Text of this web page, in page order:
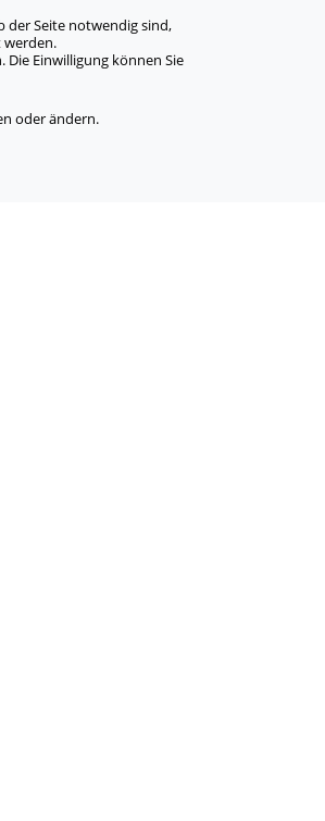
der Seite notwendig sind,
werden.
Einwilligung können Sie
oder ändern.